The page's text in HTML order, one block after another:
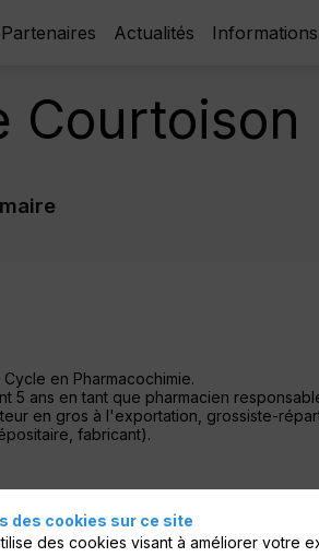
Partenaires Actualités
Courtoison
en Pharmacochimie.
5 ans en tant que pharmacien
en gros à l'exportation, grossiste-
fabricant).
des cookies sur ce site
des cookies visant à améliorer votre